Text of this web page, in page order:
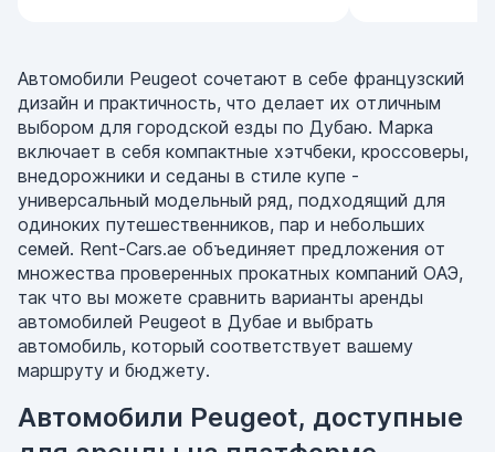
Автомобили Peugeot сочетают в себе французский
дизайн и практичность, что делает их отличным
выбором для городской езды по Дубаю. Марка
включает в себя компактные хэтчбеки, кроссоверы,
внедорожники и седаны в стиле купе -
универсальный модельный ряд, подходящий для
одиноких путешественников, пар и небольших
семей. Rent-Cars.ae объединяет предложения от
множества проверенных прокатных компаний ОАЭ,
так что вы можете сравнить варианты аренды
автомобилей Peugeot в Дубае и выбрать
автомобиль, который соответствует вашему
маршруту и бюджету.
Автомобили Peugeot, доступные